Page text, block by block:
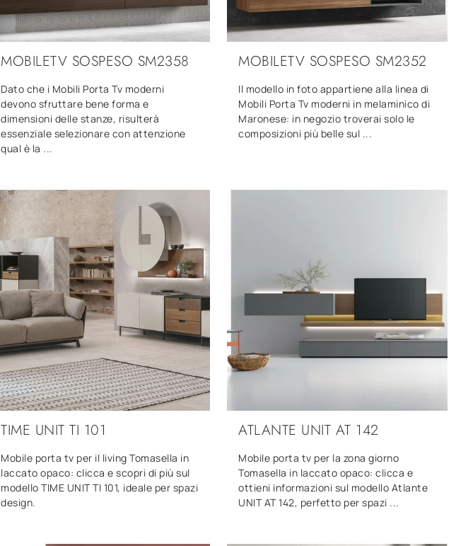
MOBILETV SOSPESO SM2358
Dato che i Mobili Porta Tv moderni
devono sfruttare bene forma e
dimensioni delle stanze, risulterà
essenziale selezionare con attenzione
qual è la ...
MOBILETV SOSPESO SM2352
Il modello in foto appartiene alla linea di
Mobili Porta Tv moderni in melaminico di
Maronese: in negozio troverai solo le
composizioni più belle sul ...
TIME UNIT TI 101
Mobile porta tv per il living Tomasella in
laccato opaco: clicca e scopri di più sul
modello TIME UNIT TI 101, ideale per spazi
design.
ATLANTE UNIT AT 142
Mobile porta tv per la zona giorno
Tomasella in laccato opaco: clicca e
ottieni informazioni sul modello Atlante
UNIT AT 142, perfetto per spazi ...